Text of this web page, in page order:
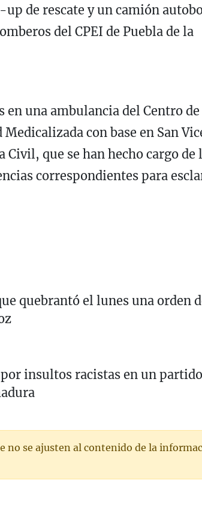
de rescate y un camión
del CPEI de Puebla de la
una ambulancia del Centro de
con base en San
Civil, que se han hecho cargo de
correspondientes para
quebrantó el lunes una orden
insultos racistas en un
no se ajusten al contenido de la